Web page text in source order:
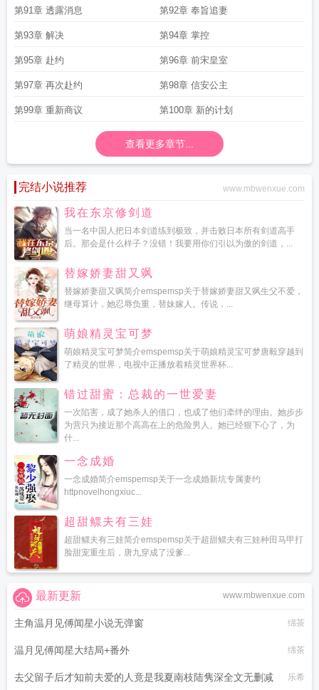
第91章 透露消息 第92章 奉旨追妻
第93章 解决 第94章 掌控
第95章 赴约 第96章 前宋皇室
第97章 再次赴约 第98章 信安公主
第99章 重新商议 第100章 新的计划
查看更多章节...
完结小说推荐 www.mbwenxue.com
我在东京修剑道
当一名中国人把日本剑道练到极致，并击败日本所有剑道高手
后。那会是什么样子？没错！我要用你们引以为傲的剑道，...
替嫁娇妻甜又飒
替嫁娇妻甜又飒简介emspemsp关于替嫁娇妻甜又飒生父不爱，
继母算计，她忍辱负重，替妹嫁人。传说，...
萌娘精灵宝可梦
萌娘精灵宝可梦简介emspemsp关于萌娘精灵宝可梦唐毅穿越到
了精灵的世界，电视中正播放着精灵世界杯...
错过甜蜜：总裁的一世爱妻
一次陷害，成了她杀人的借口，也成了他们牵绊的理由。她步步
为营只为接近那个高高在上的危险男人。她已经狠下心了，为
什...
一念成婚
一念成婚简介emspemsp关于一念成婚新坑专属妻约
httpnovelhongxiuc...
超甜鳏夫有三娃
超甜鳏夫有三娃简介emspemsp关于超甜鳏夫有三娃种田马甲打
脸甜宠重生后，唐九穿成了没爹...
www.mbwenxue.com
最新更新
主角温月见傅闻星小说无弹窗 绵茶
温月见傅闻星大结局+番外 绵茶
去父留子后才知前夫爱的人竟是我夏南枝陆隽深全文无删减 乐希